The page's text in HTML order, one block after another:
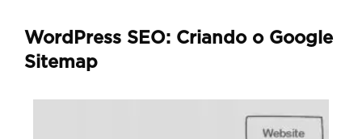
WordPress SEO: Criando o Google
Sitemap